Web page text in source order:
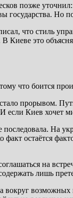
позже
Но
что стиль
В Киеве это
что боится
прорывом.
если Киев хочет
последовала.
остаётся
на
лишь
возможных